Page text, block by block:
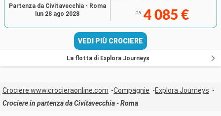
da 4 085 €
Partenza da Civitavecchia - Roma
lun 28 ago 2028
VEDI PIÙ CROCIERE
La flotta di Explora Journeys
Crociere www.crocieraonline.com Compagnie
Explora Journeys
Crociere in partenza da Civitavecchia - Roma